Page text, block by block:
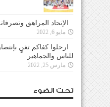
الإتحاد المراهق
مايو 6, 2022
ارحلوا كفاكم تغنٍ
للناس والجماهير
مارس 25, 2022
تحت الضوء